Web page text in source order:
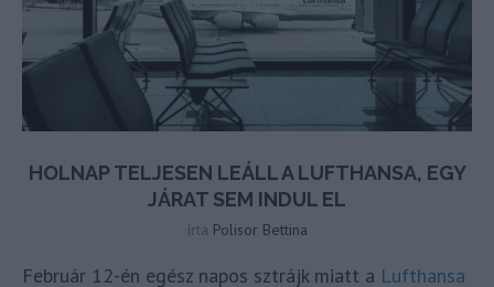
HOLNAP TELJESEN LEÁLL A LUFTHANSA, EGY
JÁRAT SEM INDUL EL
írta Polisor Bettina
Február 12-én egész napos sztrájk miatt a Lufthansa